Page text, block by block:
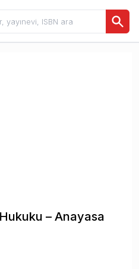
– Anayasa